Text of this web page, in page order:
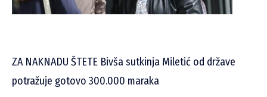
ZA NAKNADU ŠTETE Bivša sutkinja Miletić od države
potražuje gotovo 300.000 maraka